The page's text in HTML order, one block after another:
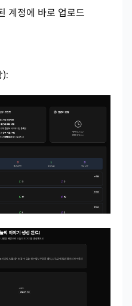
계정에 바로 업로드
):